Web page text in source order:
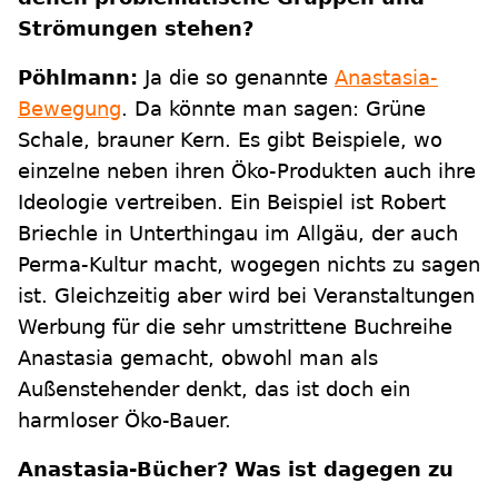
Strömungen stehen?
Pöhlmann: Ja die so genannte Anastasia-
Bewegung. Da könnte man sagen: Grüne
Schale, brauner Kern. Es gibt Beispiele, wo
einzelne neben ihren Öko-Produkten auch ihre
Ideologie vertreiben. Ein Beispiel ist Robert
Briechle in Unterthingau im Allgäu, der auch
Perma-Kultur macht, wogegen nichts zu sagen
ist. Gleichzeitig aber wird bei Veranstaltungen
Werbung für die sehr umstrittene Buchreihe
Anastasia gemacht, obwohl man als
Außenstehender denkt, das ist doch ein
harmloser Öko-Bauer.
Anastasia-Bücher? Was ist dagegen zu